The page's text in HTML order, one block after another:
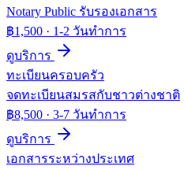
Notary Public รับรองเอกสาร
฿1,500 · 1-2 วันทำการ
ดูบริการ
ทะเบียนครอบครัว
จดทะเบียนสมรสกับชาวต่างชาติ
฿8,500 · 3-7 วันทำการ
ดูบริการ
เอกสารระหว่างประเทศ